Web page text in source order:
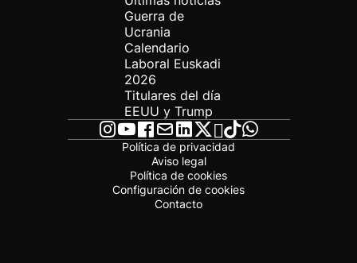
Guerra de
Ucrania
Calendario
Laboral Euskadi
2026
Titulares del día
EEUU y Trump
Política de privacidad
Aviso legal
Política de cookies
Configuración de cookies
Contacto